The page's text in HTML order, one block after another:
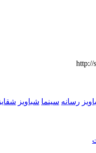
http://
رسانه سینما شباویز